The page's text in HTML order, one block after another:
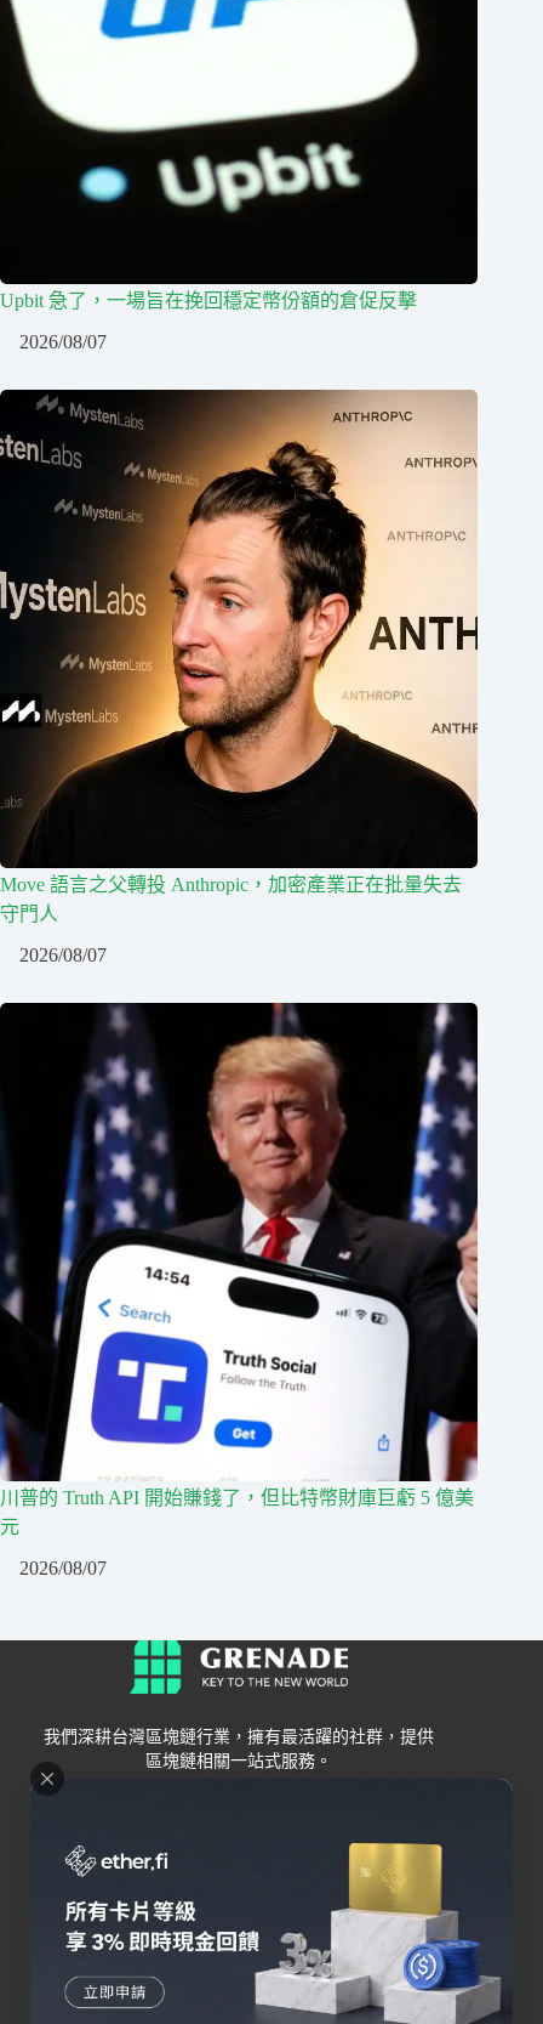
Upbit 急了，一場旨在挽回穩定幣份額的倉促反擊
2026/08/07
Move 語言之父轉投 Anthropic，加密產業正在批量失去
守門人
2026/08/07
川普的 Truth API 開始賺錢了，但比特幣財庫巨虧 5 億美
元
2026/08/07
我們深耕台灣區塊鏈行業，擁有最活躍的社群，提供
區塊鏈相關一站式服務。
Grenade
關於我們
聯絡我們
錢包
交易所
Bybit
OKX
HOYA BIT